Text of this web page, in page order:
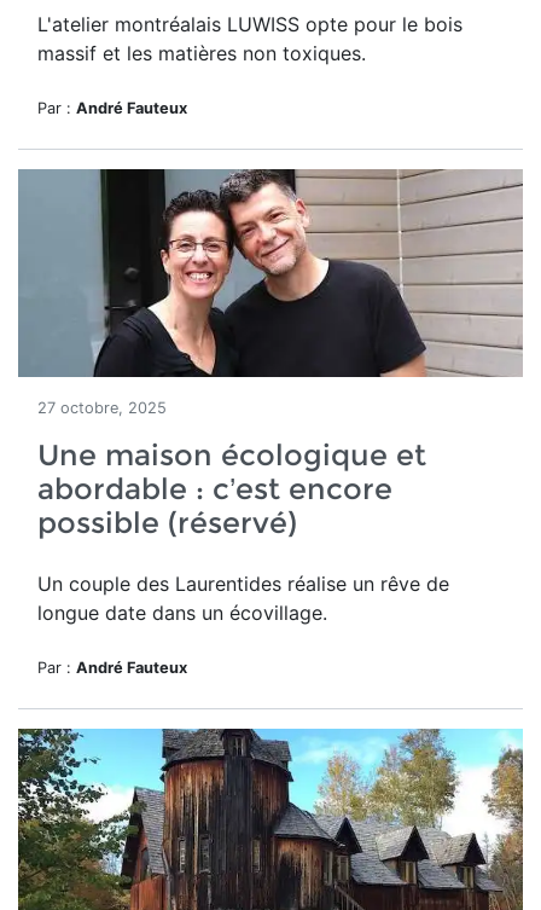
L'atelier montréalais LUWISS opte pour le bois
massif et les matières non toxiques.
Par : André Fauteux
27 octobre, 2025
Une maison écologique et
abordable : c’est encore
possible (réservé)
Un couple des Laurentides réalise un rêve de
longue date dans un écovillage.
Par : André Fauteux